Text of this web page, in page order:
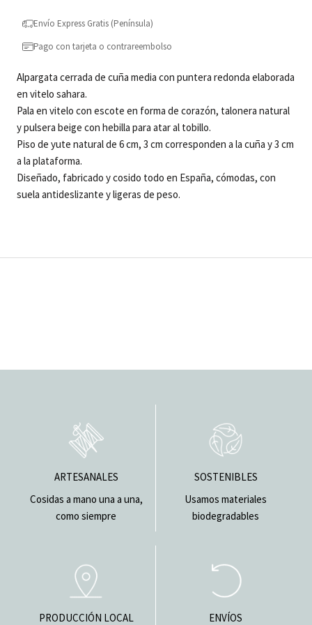
Envío Express Gratis (Península)
Pago con tarjeta o contrareembolso
Alpargata cerrada de cuña media con puntera redonda elaborada
en vitelo sahara.
Pala en vitelo con escote en forma de corazón, talonera natural
y pulsera beige con hebilla para atar al tobillo.
Piso de yute natural de 6 cm, 3 cm corresponden a la cuña y 3 cm
a la plataforma.
Diseñado, fabricado y cosido todo en España, cómodas, con
suela antideslizante y ligeras de peso.
ARTESANALES
Cosidas a mano una a una,
como siempre
SOSTENIBLES
Usamos materiales
biodegradables
PRODUCCIÓN LOCAL ENVÍOS